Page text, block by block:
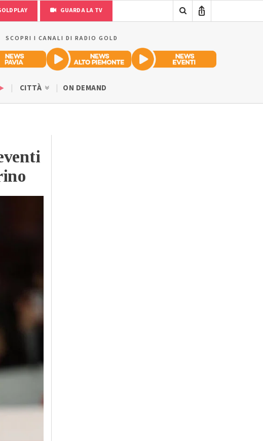
GUARDA LA TV
SCOPRI I CANALI DI RADIO GOLD
CITTÀ ON DEMAND